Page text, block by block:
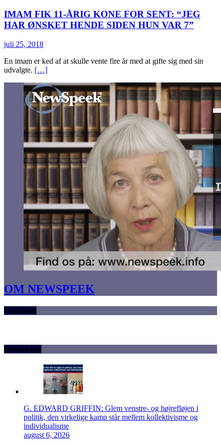
IMAM FIK 11-ÅRIG KONE FOR SENT: “JEG
HAR ØNSKET HENDE SIDEN HUN VAR 7”
juli 25, 2018
En imam er ked af at skulle vente fire år med at gifte sig med sin
udvalgte. […]
OM NEWSPEEK
Facebook
Seneste nyt
G. EDWARD GRIFFIN: Glem venstre- og højrefløjen i
politik, den virkelige kamp står mellem kollektivisme og
individualisme
august 6, 2026